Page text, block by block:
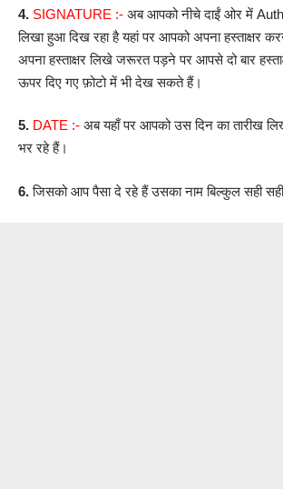
4. SIGNATURE :- अब आपको नीचे दाईं ओर में
लिखा हुआ दिख रहा है यहां पर आपको अपना हस्ताक्षर
अपना हस्ताक्षर लिखे जरूरत पड़ने पर आपसे दो बार
ऊपर दिए गए फ़ोटो में भी देख सकते हैं।
5. DATE :- अब यहाँ पर आपको उस दिन का तारीख
भर रहे हैं।
6.जिसको आप पैसा दे रहे हैं उसका नाम बिल्कुल सही